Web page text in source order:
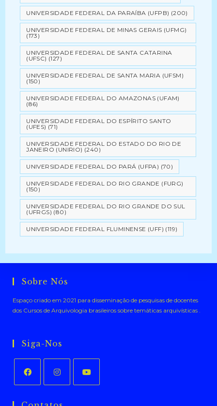
UNIVERSIDADE FEDERAL DA PARAÍBA (UFPB) (200)
UNIVERSIDADE FEDERAL DE MINAS GERAIS (UFMG)
(173)
UNIVERSIDADE FEDERAL DE SANTA CATARINA
(UFSC) (127)
UNIVERSIDADE FEDERAL DE SANTA MARIA (UFSM)
(150)
UNIVERSIDADE FEDERAL DO AMAZONAS (UFAM)
(86)
UNIVERSIDADE FEDERAL DO ESPÍRITO SANTO
(UFES) (71)
UNIVERSIDADE FEDERAL DO ESTADO DO RIO DE
JANEIRO (UNIRIO) (240)
UNIVERSIDADE FEDERAL DO PARÁ (UFPA) (70)
UNIVERSIDADE FEDERAL DO RIO GRANDE (FURG)
(150)
UNIVERSIDADE FEDERAL DO RIO GRANDE DO SUL
(UFRGS) (80)
UNIVERSIDADE FEDERAL FLUMINENSE (UFF) (119)
Sobre Nós
Espaço criado em 2021 para disseminação de pesquisas de docentes
dos Cursos de Arquivologia brasileiros sobre temáticas arquivísticas .
Siga-Nos
em
em